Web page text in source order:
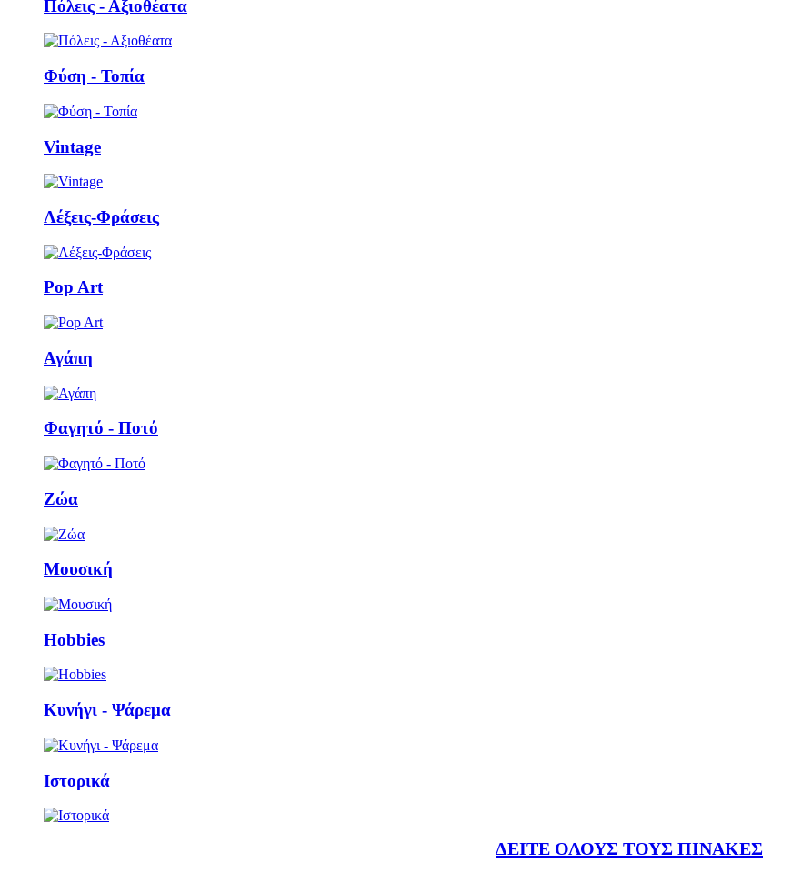
Πόλεις - Αξιοθέατα
Φύση - Τοπία
Vintage
Λέξεις-Φράσεις
Pop Art
Αγάπη
Φαγητό - Ποτό
Ζώα
Μουσική
Ηobbies
Κυνήγι - Ψάρεμα
Ιστορικά
ΔΕΙΤΕ ΟΛΟΥΣ ΤΟΥΣ ΠΙΝΑΚΕΣ